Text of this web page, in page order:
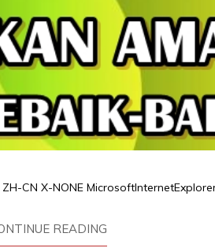
CN X-NONE
READING